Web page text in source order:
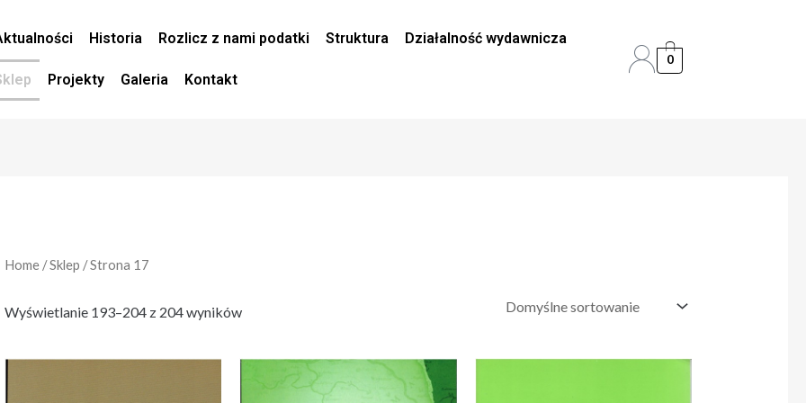
Historia Rozlicz z nami podatki Struktura Działalność wydawnicza
Projekty Galeria Kontakt
0
Home/Sklep / Strona 17
Wyświetlanie 193–204 z 204 wyników